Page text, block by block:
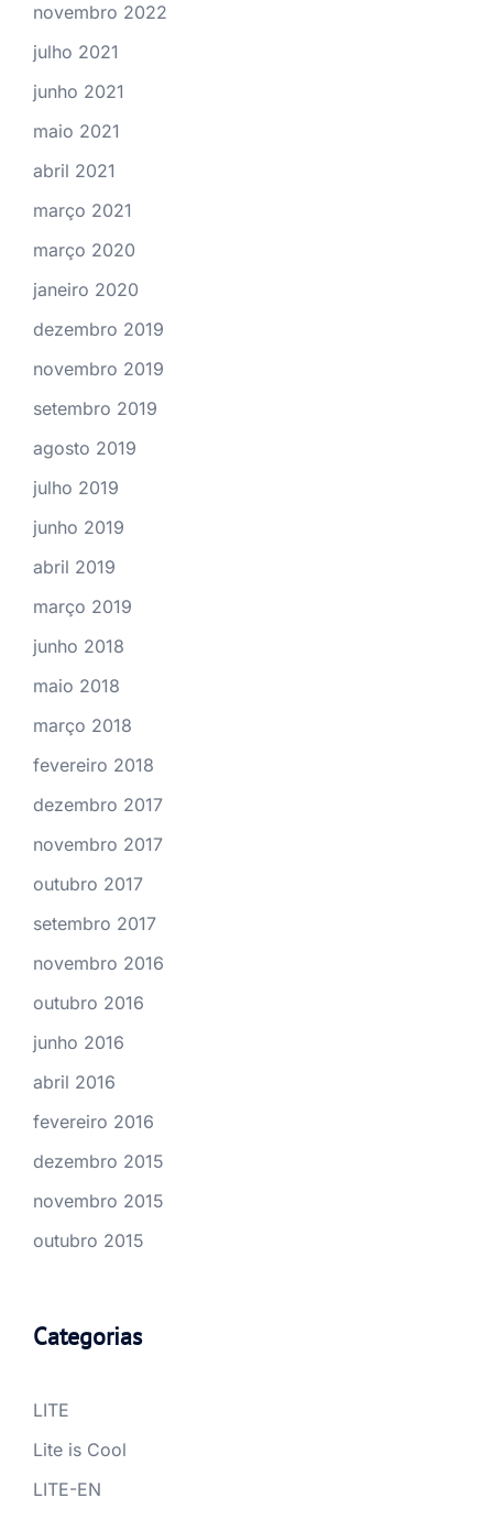
novembro 2022
julho 2021
junho 2021
maio 2021
abril 2021
março 2021
março 2020
janeiro 2020
dezembro 2019
novembro 2019
setembro 2019
agosto 2019
julho 2019
junho 2019
abril 2019
março 2019
junho 2018
maio 2018
março 2018
fevereiro 2018
dezembro 2017
novembro 2017
outubro 2017
setembro 2017
novembro 2016
outubro 2016
junho 2016
abril 2016
fevereiro 2016
dezembro 2015
novembro 2015
outubro 2015
Categorias
LITE
Lite is Cool
LITE-EN